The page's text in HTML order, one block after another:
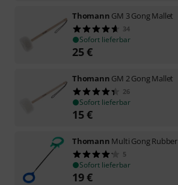
Thomann GM 3 Gong Mallet
34
Sofort lieferbar
25€
Thomann GM 2 Gong Mallet
26
Sofort lieferbar
15€
Thomann Multi Gong Rubber
5
Sofort lieferbar
19€